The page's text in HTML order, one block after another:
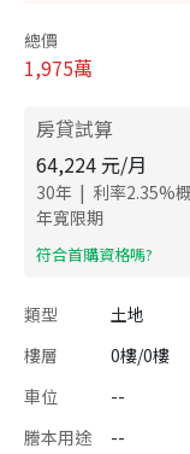
總價
1,975萬
房貸試算
64,224 元/月
30年 | 利率2.35%
年寬限期
​符合首購資格嗎?
類型 土地
樓層
0樓/0樓
車位
--
謄本用途
--